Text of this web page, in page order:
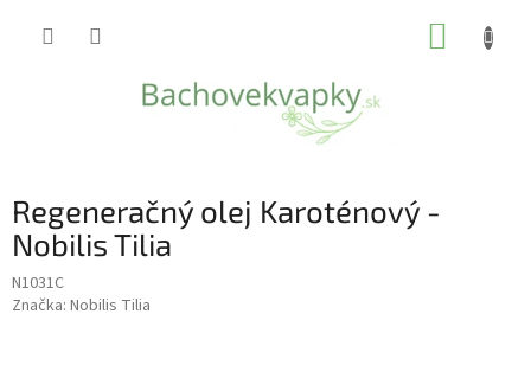
Regeneračný olej Karoténový -
Nobilis Tilia
N1031C
Značka: Nobilis Tilia